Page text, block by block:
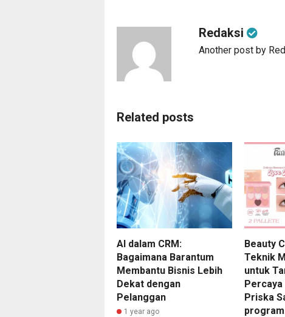
Redaksi
Another post by
Related posts
AI dalam CRM:
Bagaimana Barantum
Membantu Bisnis Lebih
Dekat dengan
Pelanggan
1 year ago
Beauty
Teknik
untuk
Percaya
Priska